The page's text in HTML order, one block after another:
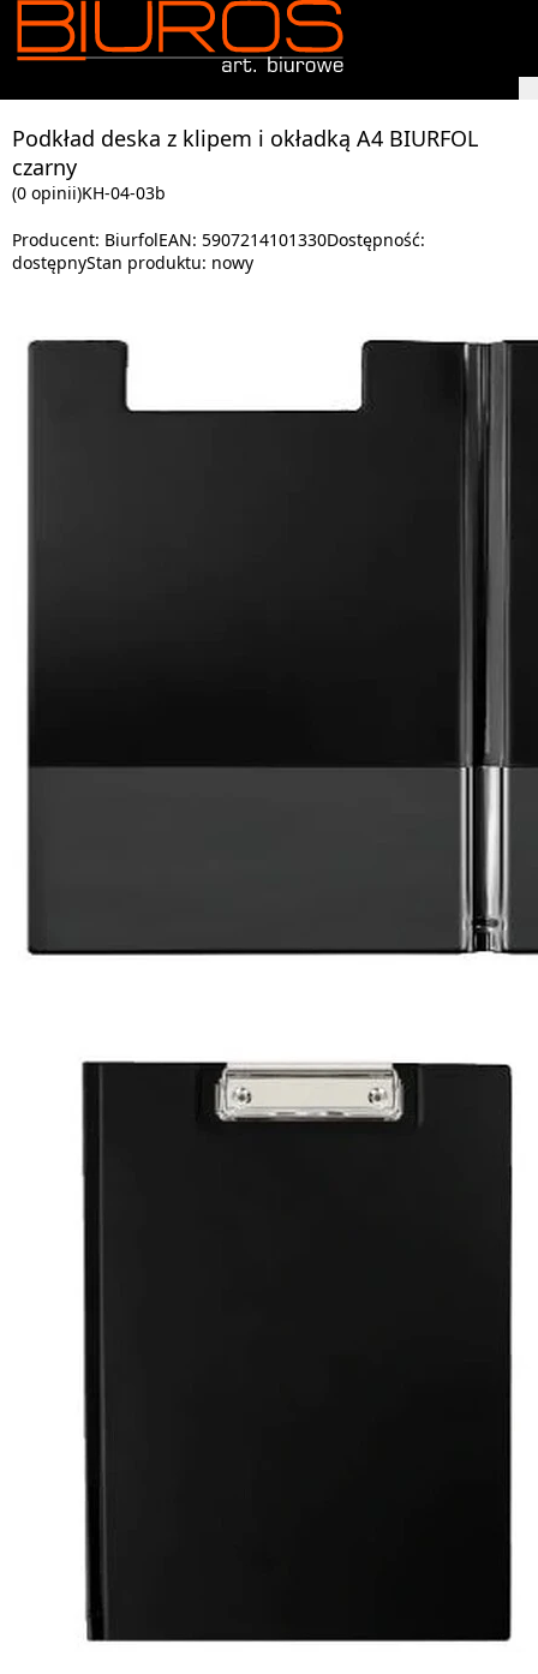
Podkład deska z klipem i okładką A4 BIURFOL
czarny
(0 opinii)KH-04-03b
Producent: BiurfolEAN: 5907214101330Dostępność:
dostępnyStan produktu: nowy